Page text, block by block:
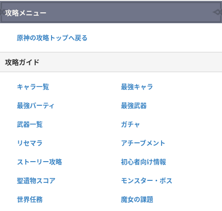
攻略メニュー
原神の攻略トップへ戻る
攻略ガイド
キャラ一覧 最強キャラ
最強パーティ 最強武器
武器一覧 ガチャ
リセマラ アチーブメント
ストーリー攻略 初心者向け情報
聖遺物スコア モンスター・ボス
世界任務 魔女の課題